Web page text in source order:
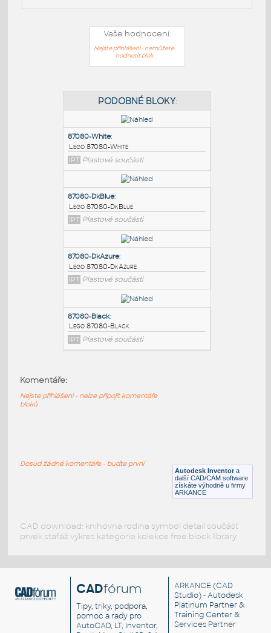
Vaše hodnocení:
Nejste přihlášeni - nemůžete
hodnotit blok
PODOBNÉ BLOKY
87080-White:
Lego 87080-White
IPT Plastové součásti
87080-DkBlue:
Lego 87080-DkBlue
IPT Plastové součásti
Lego 87080-DkAzure
Lego 87080-Black
Autodesk Inventor a
další CAD/CAM software
získáte výhodně u firmy
ARKANCE
Komentáře:
Nejste přihlášeni - nelze připojit komentáře
bloků
Dosud žádné komentáře - buďte první
CAD download: knihovna rodina symbol detail součást
prvek stafáž výkres kategorie kolekce free block library
CADfórum
Tipy, triky, podpora,
pomoc a rady pro
AutoCAD, LT, Inventor,
ARKANCE (CAD
Studio) - Autodesk
Platinum Partner &
Training Center &
Services Partner